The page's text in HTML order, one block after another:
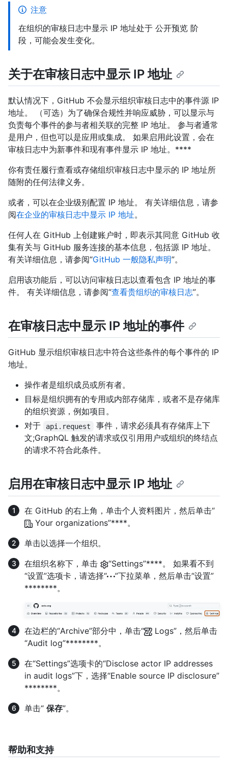
注意
在组织的审核日志中显示 IP 地址处于 公开预览 阶
段，可能会发生变化。
关于在审核日志中显示 IP 地址
默认情况下，GitHub 不会显示组织审核日志中的事件源 IP
地址。 （可选）为了确保合规性并响应威胁，可以显示与
负责每个事件的参与者相关联的完整 IP 地址。 参与者通常
是用户，但也可以是应用或集成。 如果启用此设置，会在
审核日志中为新事件和现有事件显示 IP 地址。****
你有责任履行查看或存储组织审核日志中显示的 IP 地址所
随附的任何法律义务。
或者，可以在企业级别配置 IP 地址。 有关详细信息，请参
阅在企业的审核日志中显示 IP 地址。
任何人在 GitHub 上创建账户时，即表示其同意 GitHub 收
集有关与 GitHub 服务连接的基本信息，包括源 IP 地址。
有关详细信息，请参阅“GitHub 一般隐私声明”。
启用该功能后，可以访问审核日志以查看包含 IP 地址的事
件。 有关详细信息，请参阅“查看贵组织的审核日志”。
在审核日志中显示 IP 地址的事件
GitHub 显示组织审核日志中符合这些条件的每个事件的 IP
地址。
操作者是组织成员或所有者。
目标是组织拥有的专用或内部存储库，或者不是存储库
的组织资源，例如项目。
对于
api.request
事件，请求必须具有存储库上下
文;GraphQL 触发的请求或仅引用用户或组织的终结点
的请求不符合此条件。
启用在审核日志中显示 IP 地址
在 GitHub 的右上角，单击个人资料图片，然后单击“
Your organizations”****。
单击以选择一个组织。
在组织名称下，单击
“Settings”****。 如果看不到
“设置”选项卡，请选择“
”下拉菜单，然后单击“设置”
********。
在边栏的“Archive”部分中，单击“
Logs”，然后单击
“Audit log”********。
在“Settings”选项卡的“Disclose actor IP addresses
in audit logs”下，选择“Enable source IP disclosure”
********。
单击“ 保存”。
帮助和支持